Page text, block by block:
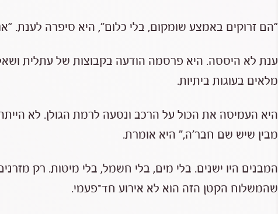
“הם זרוקים באמצע שומקום, בלי כלום”, היא סיפרה לענת.
ענת לא היססה. היא פרסמה הודעה בקבוצות של עתלית
מלאים בעוגות ביתיות.
היא העמיסה את הכול על הרכב ונסעה לרמת הגולן. לא
מבין שיש שם חבר׳ה,” היא אומרת.
המבנים היו ישנים. בלי מים, בלי חשמל, בלי מיטות. רק
שהמשלוח הקטן הזה הוא לא אירוע חד־פעמי.